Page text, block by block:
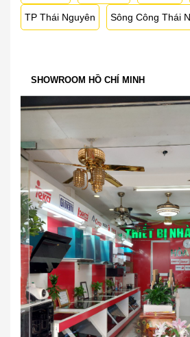
TP Thái Nguyên Sông Công Thái
SHOWROOM HỒ CHÍ MINH